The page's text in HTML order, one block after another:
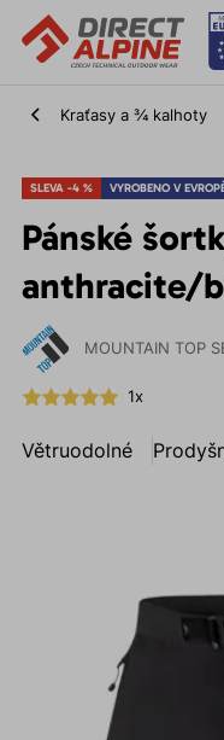
Kraťasy a ¾ kalhoty
SLEVA -4 % VYROBENO V
Pánské
anthracite/
MOUNTAIN TOP
1x
Větruodolné